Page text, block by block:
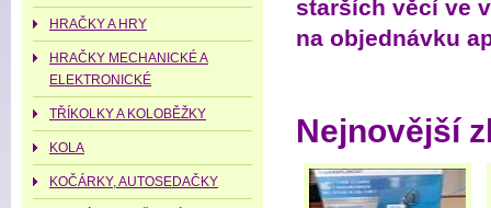
starších věcí ve
na objednávku
Nejnovější
HRAČKY A HRY
HRAČKY MECHANICKÉ A
ELEKTRONICKÉ
TŘÍKOLKY A KOLOBĚŽKY
KOLA
KOČÁRKY, AUTOSEDAČKY